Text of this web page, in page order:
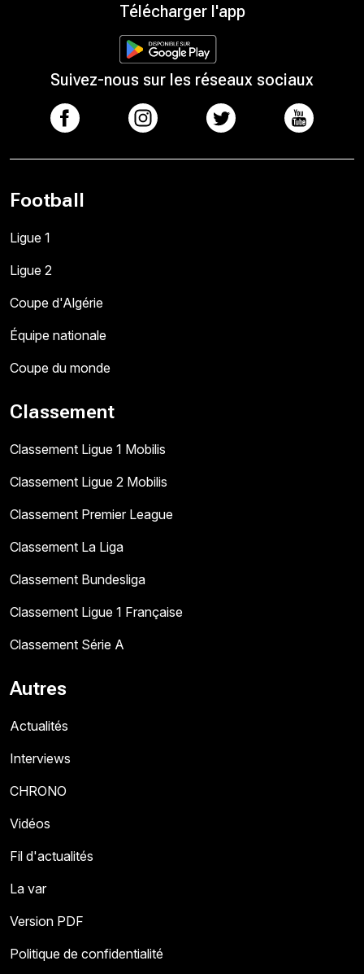
Télécharger l'app
Suivez-nous sur les réseaux sociaux
Football
Ligue 1
Ligue 2
Coupe d'Algérie
Équipe nationale
Coupe du monde
Classement
Classement Ligue 1 Mobilis
Classement Ligue 2 Mobilis
Classement Premier League
Classement La Liga
Classement Bundesliga
Classement Ligue 1 Française
Classement Série A
Autres
Actualités
Interviews
CHRONO
Vidéos
Fil d'actualités
La var
Version PDF
Politique de confidentialité